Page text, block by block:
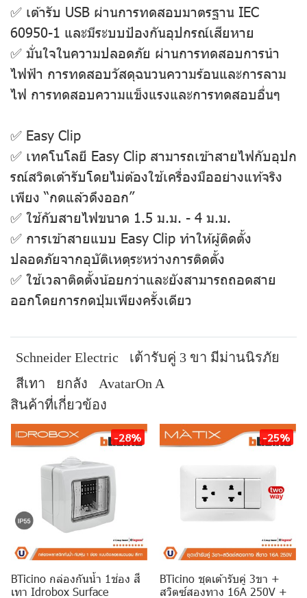
✅ เต้ารับ USB ผ่านการทดสอบมาตรฐาน IEC
60950-1 และมีระบบป้องกันอุปกรณ์เสียหาย
✅ มั่นใจในความปลอดภัย ผ่านการทดสอบการนํา
ไฟฟ้า การทดสอบวัสดุฉนวนความร้อนและการลาม
ไฟ การทดสอบความแข็งแรงและการทดสอบอื่นๆ
✅ Easy Clip
✅ เทคโนโลยี Easy Clip สามารถเข้าสายไฟกับอุปก
รณ์สวิตเต้ารับโดยไม่ต้องใช้เครื่องมืออย่างแท้จริง
เพียง “กดแล้วดึงออก”
✅ ใช้กับสายไฟขนาด 1.5 ม.ม. - 4 ม.ม.
✅ การเข้าสายแบบ Easy Clip ทำให้ผู้ติดตั้ง
ปลอดภัยจากอุบัติเหตุระหว่างการติดตั้ง
✅ ใช้เวลาติดตั้งน้อยกว่าและยังสามารถถอดสาย
ออกโดยการกดปุ่มเพียงครั้งเดียว
Schneider Electric
เต้ารับคู่ 3 ขา มีม่านนิรภัย
สีเทา
ยกลัง
AvatarOn A
สินค้าที่เกี่ยวข้อง
-28%
BTicino กล่องกันน้ำ 1ช่อง สี
เทา Idrobox Surface
-25%
BTicino ชุดเต้ารับคู่ 3ขา +
สวิตซ์สองทาง 16A 250V +